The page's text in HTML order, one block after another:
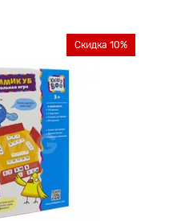
Скидка 10%